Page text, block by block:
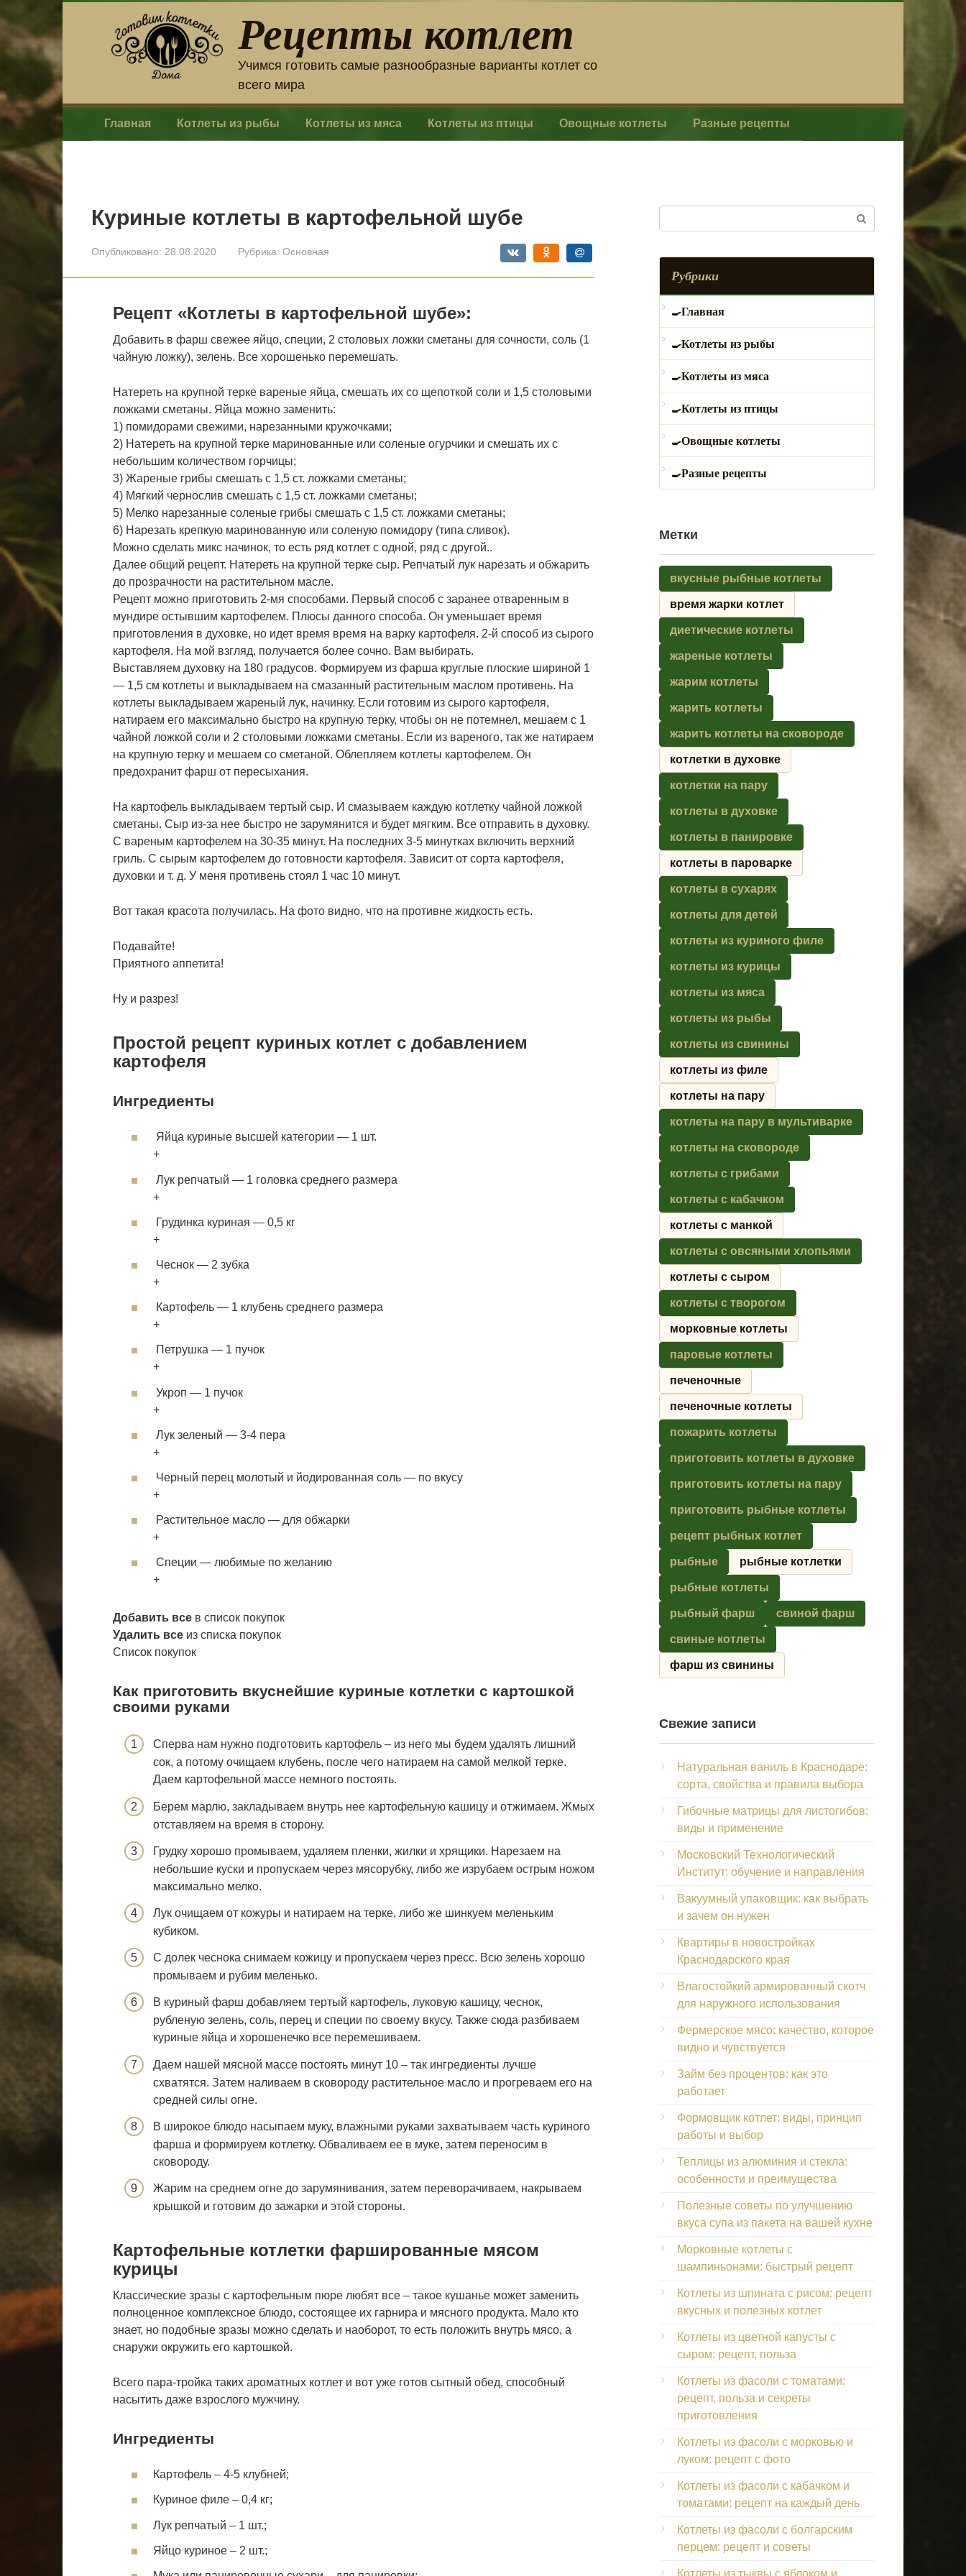
контенту
Рецепты котлет
Учимся готовить самые разнообразные варианты котлет со
всего мира
Главная Котлеты из рыбы Котлеты из мяса Котлеты из птицы Овощные котлеты Разные рецепты
Куриные котлеты в картофельной шубе
Опубликовано: 28.08.2020 Рубрика: Основная
Рецепт «Котлеты в картофельной шубе»:
Добавить в фарш свежее яйцо, специи, 2 столовых ложки сметаны для сочности, соль (1
чайную ложку), зелень. Все хорошенько перемешать.
Натереть на крупной терке вареные яйца, смешать их со щепоткой соли и 1,5 столовыми
ложками сметаны. Яйца можно заменить:
1) помидорами свежими, нарезанными кружочками;
2) Натереть на крупной терке маринованные или соленые огурчики и смешать их с
небольшим количеством горчицы;
3) Жареные грибы смешать с 1,5 ст. ложками сметаны;
4) Мягкий чернослив смешать с 1,5 ст. ложками сметаны;
5) Мелко нарезанные соленые грибы смешать с 1,5 ст. ложками сметаны;
6) Нарезать крепкую маринованную или соленую помидору (типа сливок).
Можно сделать микс начинок, то есть ряд котлет с одной, ряд с другой..
Далее общий рецепт. Натереть на крупной терке сыр. Репчатый лук нарезать и обжарить
до прозрачности на растительном масле.
Рецепт можно приготовить 2-мя способами. Первый способ с заранее отваренным в
мундире остывшим картофелем. Плюсы данного способа. Он уменьшает время
приготовления в духовке, но идет время время на варку картофеля. 2-й способ из сырого
картофеля. На мой взгляд, получается более сочно. Вам выбирать.
Выставляем духовку на 180 градусов. Формируем из фарша круглые плоские шириной 1
— 1,5 см котлеты и выкладываем на смазанный растительным маслом противень. На
котлеты выкладываем жареный лук, начинку. Если готовим из сырого картофеля,
натираем его максимально быстро на крупную терку, чтобы он не потемнел, мешаем с 1
чайной ложкой соли и 2 столовыми ложками сметаны. Если из вареного, так же натираем
на крупную терку и мешаем со сметаной. Облепляем котлеты картофелем. Он
предохранит фарш от пересыхания.
На картофель выкладываем тертый сыр. И смазываем каждую котлетку чайной ложкой
сметаны. Сыр из-за нее быстро не зарумянится и будет мягким. Все отправить в духовку.
С вареным картофелем на 30-35 минут. На последних 3-5 минутках включить верхний
гриль. С сырым картофелем до готовности картофеля. Зависит от сорта картофеля,
духовки и т. д. У меня противень стоял 1 час 10 минут.
Вот такая красота получилась. На фото видно, что на противне жидкость есть.
Подавайте!
Приятного аппетита!
Ну и разрез!
Простой рецепт куриных котлет с добавлением
картофеля
Ингредиенты
Яйца куриные высшей категории — 1 шт.
+
Лук репчатый — 1 головка среднего размера
+
Грудинка куриная — 0,5 кг
+
Чеснок — 2 зубка
+
Картофель — 1 клубень среднего размера
+
Петрушка — 1 пучок
+
Укроп — 1 пучок
+
Лук зеленый — 3-4 пера
+
Черный перец молотый и йодированная соль — по вкусу
+
Растительное масло — для обжарки
+
Специи — любимые по желанию
+
Добавить все в список покупок
Удалить все из списка покупок
Список покупок
Как приготовить вкуснейшие куриные котлетки с картошкой
своими руками
Сперва нам нужно подготовить картофель – из него мы будем удалять лишний
сок, а потому очищаем клубень, после чего натираем на самой мелкой терке.
Даем картофельной массе немного постоять.
Берем марлю, закладываем внутрь нее картофельную кашицу и отжимаем. Жмых
отставляем на время в сторону.
Грудку хорошо промываем, удаляем пленки, жилки и хрящики. Нарезаем на
небольшие куски и пропускаем через мясорубку, либо же изрубаем острым ножом
максимально мелко.
Лук очищаем от кожуры и натираем на терке, либо же шинкуем меленьким
кубиком.
С долек чеснока снимаем кожицу и пропускаем через пресс. Всю зелень хорошо
промываем и рубим меленько.
В куриный фарш добавляем тертый картофель, луковую кашицу, чеснок,
рубленую зелень, соль, перец и специи по своему вкусу. Также сюда разбиваем
куриные яйца и хорошенечко все перемешиваем.
Даем нашей мясной массе постоять минут 10 – так ингредиенты лучше
схватятся. Затем наливаем в сковороду растительное масло и прогреваем его на
средней силы огне.
В широкое блюдо насыпаем муку, влажными руками захватываем часть куриного
фарша и формируем котлетку. Обваливаем ее в муке, затем переносим в
сковороду.
Жарим на среднем огне до зарумянивания, затем переворачиваем, накрываем
крышкой и готовим до зажарки и этой стороны.
Картофельные котлетки фаршированные мясом
курицы
Классические зразы с картофельным пюре любят все – такое кушанье может заменить
полноценное комплексное блюдо, состоящее их гарнира и мясного продукта. Мало кто
знает, но подобные зразы можно сделать и наоборот, то есть положить внутрь мясо, а
снаружи окружить его картошкой.
Всего пара-тройка таких ароматных котлет и вот уже готов сытный обед, способный
насытить даже взрослого мужчину.
Ингредиенты
Картофель – 4-5 клубней;
Куриное филе – 0,4 кг;
Лук репчатый – 1 шт.;
Яйцо куриное – 2 шт.;
Рубрики
Главная
Котлеты из рыбы
Котлеты из мяса
Котлеты из птицы
Овощные котлеты
Разные рецепты
Метки
вкусные рыбные котлеты
время жарки котлет
диетические котлеты
жареные котлеты
жарим котлеты
жарить котлеты
жарить котлеты на сковороде
котлетки в духовке
котлетки на пару
котлеты в духовке
котлеты в панировке
котлеты в пароварке
котлеты в сухарях
котлеты для детей
котлеты из куриного филе
котлеты из курицы
котлеты из мяса
котлеты из рыбы
котлеты из свинины
котлеты из филе
котлеты на пару
котлеты на пару в мультиварке
котлеты на сковороде
котлеты с грибами
котлеты с кабачком
котлеты с манкой
котлеты с овсяными хлопьями
котлеты с сыром
котлеты с творогом
морковные котлеты
паровые котлеты
печеночные
печеночные котлеты
пожарить котлеты
приготовить котлеты в духовке
приготовить котлеты на пару
приготовить рыбные котлеты
рецепт рыбных котлет
рыбные рыбные котлетки
рыбные котлеты
рыбный фарш свиной фарш
свиные котлеты
фарш из свинины
Свежие записи
Натуральная ваниль в Краснодаре:
сорта, свойства и правила выбора
Гибочные матрицы для листогибов:
виды и применение
Московский Технологический
Институт: обучение и направления
Вакуумный упаковщик: как выбрать
и зачем он нужен
Квартиры в новостройках
Краснодарского края
Влагостойкий армированный скотч
для наружного использования
Фермерское мясо: качество, которое
видно и чувствуется
Займ без процентов: как это
работает
Формовщик котлет: виды, принцип
работы и выбор
Теплицы из алюминия и стекла:
особенности и преимущества
Полезные советы по улучшению
вкуса супа из пакета на вашей кухне
Морковные котлеты с
шампиньонами: быстрый рецепт
Котлеты из шпината с рисом: рецепт
вкусных и полезных котлет
Котлеты из цветной капусты с
сыром: рецепт, польза
Котлеты из фасоли с томатами:
рецепт, польза и секреты
приготовления
Котлеты из фасоли с морковью и
луком: рецепт с фото
Котлеты из фасоли с кабачком и
томатами: рецепт на каждый день
Котлеты из фасоли с болгарским
перцем: рецепт и советы
Котлеты из тыквы с яблоком и